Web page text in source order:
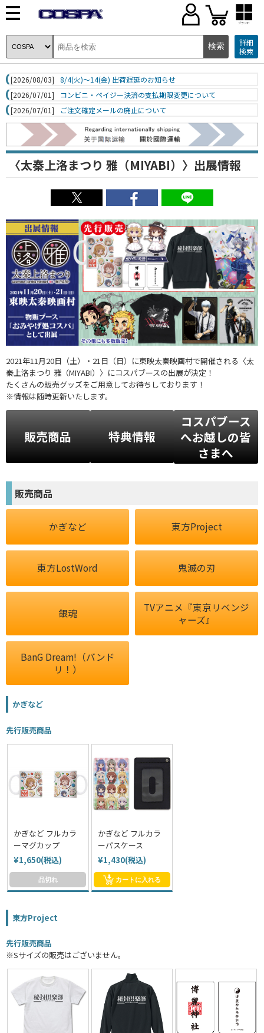
ブランド
詳細
検索
[2026/08/03]
8/4(火)～14(金) 出荷遅延のお知らせ
[2026/07/01]
コンビニ・ペイジー決済の支払期限変更について
[2026/07/01]
ご注文確定メールの廃止について
〈太秦上洛まつり 雅（MIYABI）〉出展情報
2021年11月20日（土）・21日（日）に東映太秦映画村で開催される〈太
秦上洛まつり 雅（MIYABI）〉にコスパブースの出展が決定！
たくさんの販売グッズをご用意してお待ちしております！
※情報は随時更新いたします。
販売商品 特典情報
コスパブース
へお越しの皆
さまへ
販売商品
かぎなど 東方Project
東方LostWord 鬼滅の刃
銀魂
TVアニメ『東京リベンジ
ャーズ』
BanG Dream!（バンド
リ！）
かぎなど
先行販売商品
かぎなど フルカラ
ーマグカップ
¥1,650(税込)
品切れ
かぎなど フルカラ
ーパスケース
¥1,430(税込)
カートに入れる
東方Project
先行販売商品
※Sサイズの販売はございません。